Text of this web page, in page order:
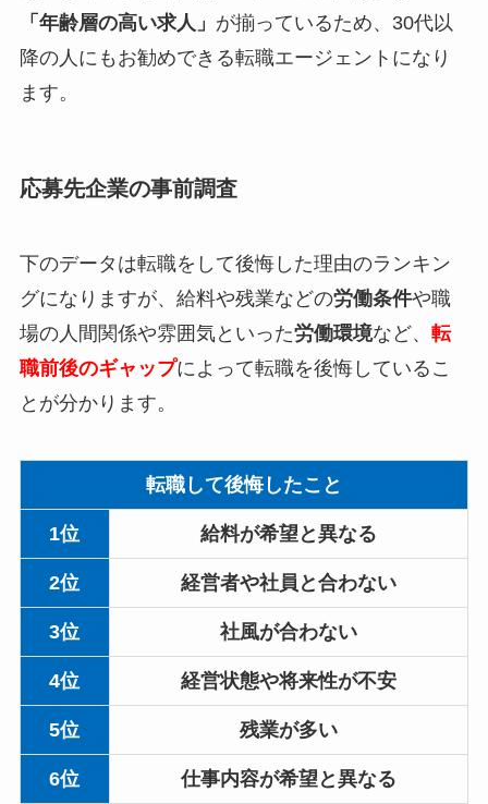
「年齢層の高い求人」 が揃っているため、30代以
降の人にもお勧めできる転職エージェントになり
ます。
応募先企業の事前調査
下のデータは転職をして後悔した理由のランキン
グになりますが、給料や残業などの労働条件や職
場の人間関係や雰囲気といった労働環境など、 転
職前後のギャップによって転職を後悔しているこ
とが分かります。
転職して後悔したこと
1位 給料が希望と異なる
2位 経営者や社員と合わない
3位 社風が合わない
4位 経営状態や将来性が不安
5位 残業が多い
6位 仕事内容が希望と異なる